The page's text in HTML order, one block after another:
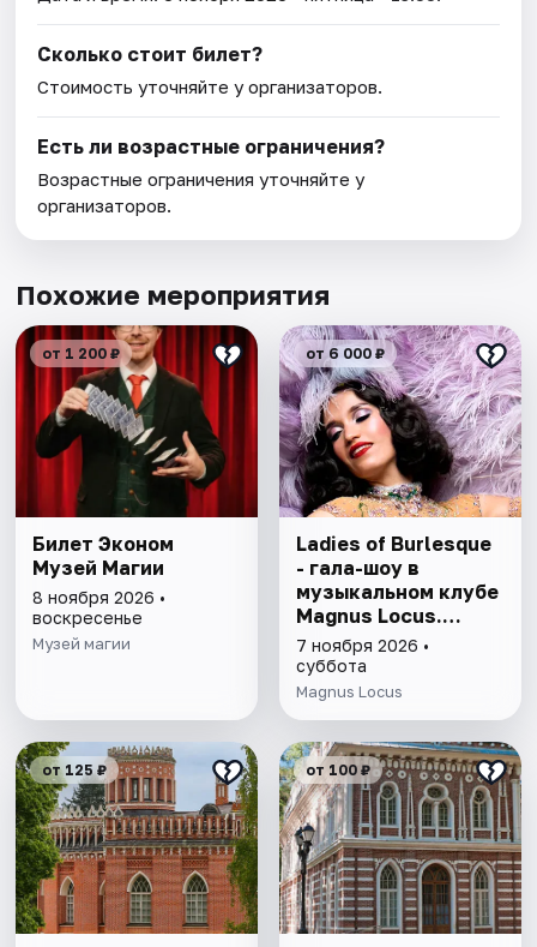
Сколько стоит билет?
Стоимость уточняйте у организаторов.
Есть ли возрастные ограничения?
Возрастные ограничения уточняйте у
организаторов.
Похожие мероприятия
от 1 200 ₽
Билет Эконом
Музей Магии
8 ноября 2026 •
воскресенье
Музей магии
от 6 000 ₽
Ladies of Burlesque
- гала-шоу в
музыкальном клубе
Magnus Locus.
Halloween Edition
7 ноября 2026 •
суббота
Magnus Locus
от 125 ₽ от 100 ₽